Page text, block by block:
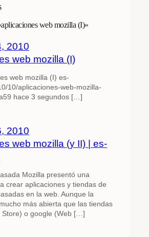
web mozilla (I)»
2010
web mozilla (I)
web mozilla (I) es-
10/aplicaciones-web-mozilla-
hace 3 segundos […]
2010
web mozilla (y II) | es-
Mozilla presentó una
crear aplicaciones y tiendas de
en la web. Aunque la
más abierta que las tiendas
Store) o google (Web […]